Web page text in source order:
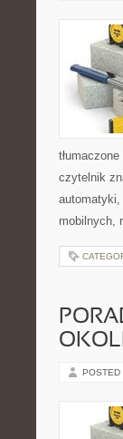
czytelnik
mobilnych,
POSTED